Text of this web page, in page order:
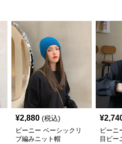
¥2,880 (税込)
ビーニー ベーシックリ
ブ編みニット帽
¥
ビーニ
目ビー